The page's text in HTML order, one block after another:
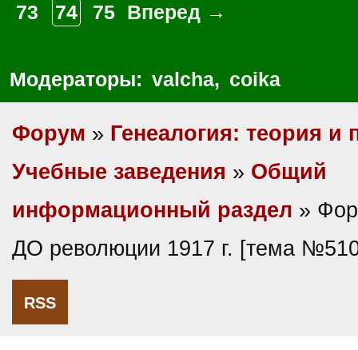
73
74 75 Вперед →
Модераторы: valcha, coika
Форум » Генеалогия: теория и
Учебные заведения » Общий
информационный раздел »
ДО революции 1917 г. [тема
RSS